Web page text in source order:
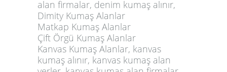
alan firmalar, denim kumaş alınır,
Dimity Kumaş Alanlar
Matkap Kumaş Alanlar
Çift Örgü Kumaş Alanlar
Kanvas Kumaş Alanlar, kanvas
kumaş alınır, kanvas kumaş alan